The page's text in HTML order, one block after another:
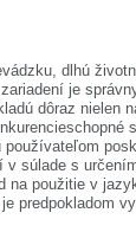
dlhú
je
dôraz nielen
používateľom
súlade s
na použitie v
predpokladom